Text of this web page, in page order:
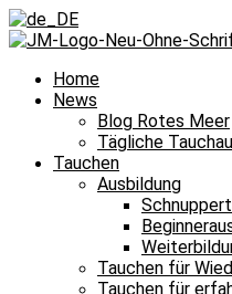
Home
News
Blog Rotes Meer
Tägliche
Tauchen
Ausbildung
Tauchen für
Tauchen für